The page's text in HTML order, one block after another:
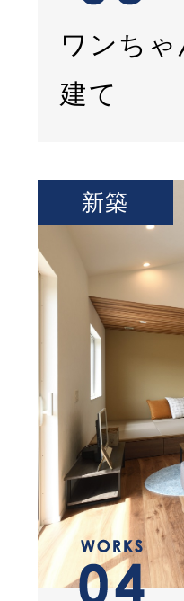
ワンち
建て
新築